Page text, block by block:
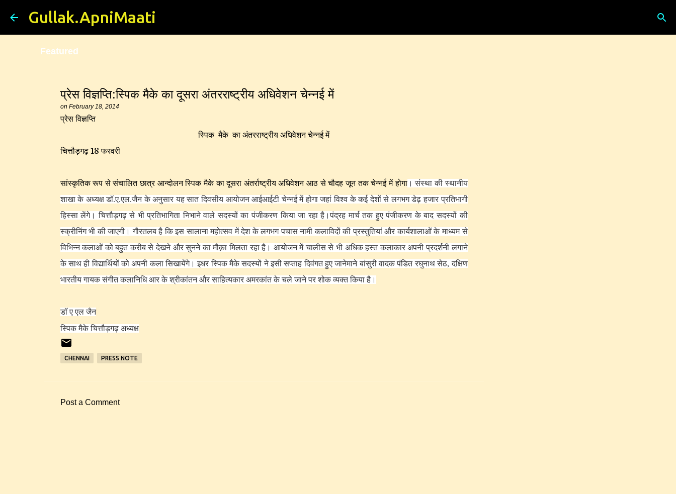
Gullak.ApniMaati
Featured
प्रेस विज्ञप्ति:स्पिक मैके का दूसरा अंतरराष्ट्रीय अधिवेशन चेन्नई में
on February 18, 2014
प्रेस विज्ञप्ति
स्पिक मैके का अंतरराष्ट्रीय अधिवेशन चेन्नई में
चित्तौड़गढ़ 18 फरवरी
सांस्कृतिक रूप से संचालित छात्र आन्दोलन स्पिक मैके का दूसरा अंतर्राष्ट्रीय अधिवेशन आठ से चौदह जून तक चेन्नई में होगा। संस्था की स्थानीय
शाखा के अध्यक्ष डॉ.ए.एल.जैन के अनुसार यह सात दिवसीय आयोजन आईआईटी चेन्नई में होगा जहां विश्व के कई देशों से लगभग डेढ़ हजार प्रतिभागी
हिस्सा लेंगे । चित्तौड़गढ़ से भी प्रतिभागिता निभाने वाले सदस्यों का पंजीकरण किया जा रहा है ।पंद्रह मार्च तक हुए पंजीकरण के बाद सदस्यों की
स्क्रीनिंग भी की जाएगी ।गौरतलब है कि इस सालाना महोत्सव में देश के लगभग पचास नामी कलाविदों की प्रस्तुतियां और कार्यशालाओं के माध्यम से
विभिन्न कलाओं को बहुत करीब से देखने और सुनने का मौक़ा मिलता रहा है । आयोजन में चालीस से भी अधिक हस्त कलाकार अपनी प्रदर्शनी लगाने
के साथ ही विद्यार्थियों को अपनी कला सिखायेंगे।इधर स्पिक मैके सदस्यों ने इसी सप्ताह दिवंगत हुए जानेमाने बांसुरी वादक पंडित रघुनाथ सेठ, दक्षिण
भारतीय गायक संगीत कलानिधि आर के श्रीकांतन और साहित्यकार अमरकांत के चले जाने पर शोक व्यक्त किया है।
डॉ ए एल जैन
स्पिक मैके चित्तौड़गढ़ अध्यक्ष
CHENNAI PRESS NOTE
Post a Comment